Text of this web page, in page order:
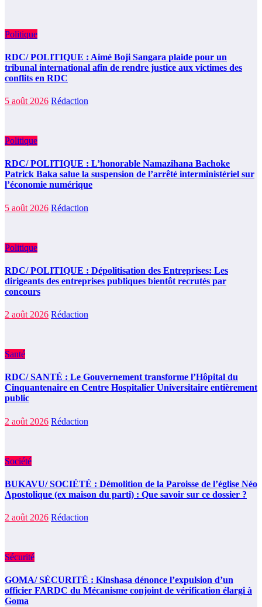
Politique
RDC/ POLITIQUE : Aimé Boji Sangara plaide pour un
tribunal international afin de rendre justice aux victimes des
conflits en RDC
5 août 2026 Rédaction
Politique
RDC/ POLITIQUE : L’honorable Namazihana Bachoke
Patrick Baka salue la suspension de l’arrêté interministériel sur
l’économie numérique
5 août 2026 Rédaction
Politique
RDC/ POLITIQUE : Dépolitisation des Entreprises: Les
dirigeants des entreprises publiques bientôt recrutés par
concours
2 août 2026 Rédaction
Santé
RDC/ SANTÉ : Le Gouvernement transforme l’Hôpital du
Cinquantenaire en Centre Hospitalier Universitaire entièrement
public
2 août 2026 Rédaction
Société
BUKAVU/ SOCIÉTÉ : Démolition de la Paroisse de l’église Néo
Apostolique (ex maison du parti) : Que savoir sur ce dossier ?
2 août 2026 Rédaction
Sécurité
GOMA/ SÉCURITÉ : Kinshasa dénonce l’expulsion d’un
officier FARDC du Mécanisme conjoint de vérification élargi à
Goma